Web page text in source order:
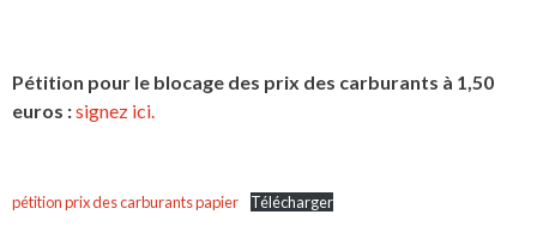
Pétition pour le blocage des prix des carburants à 1,50
euros :signez ici.
pétition prix des carburants papier Télécharger